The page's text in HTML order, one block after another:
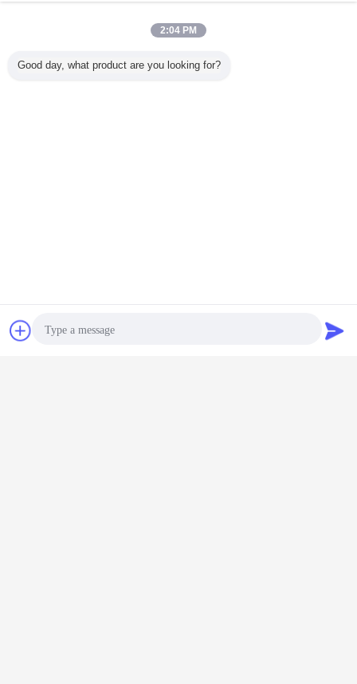
চ্যাট
2:04 PM
Good day, what product are you looking for?